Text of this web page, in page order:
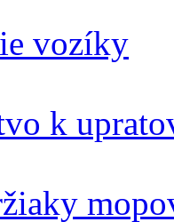
vozíky
k